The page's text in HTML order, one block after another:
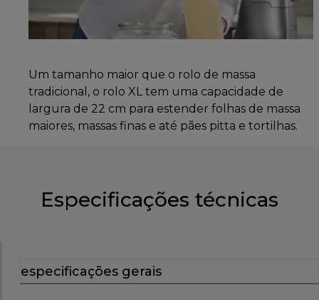
Um tamanho maior que o rolo de massa
tradicional, o rolo XL tem uma capacidade de
largura de 22 cm para estender folhas de massa
maiores, massas finas e até pães pitta e tortilhas.
Especificações técnicas
especificações gerais